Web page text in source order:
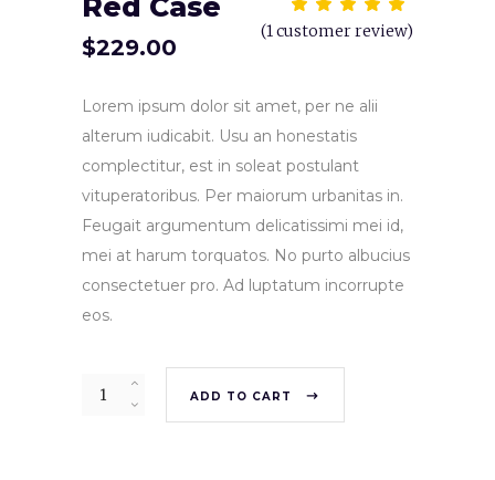
Red Case
out
rating
(1customer review)
$229.00
Lorem ipsum dolor sit amet, per ne alii
alterum iudicabit. Usu an honestatis
complectitur, est in soleat postulant
vituperatoribus. Per maiorum urbanitas in.
Feugait argumentum delicatissimi mei id,
mei at harum torquatos. No purto albucius
consectetuer pro. Ad luptatum incorrupte
eos.
ADD TO CART